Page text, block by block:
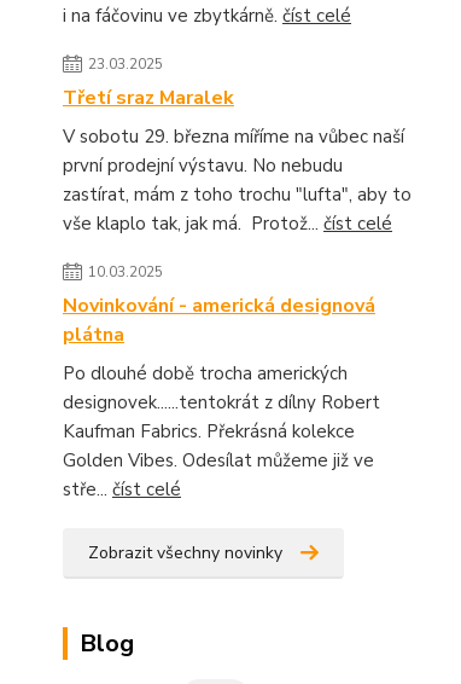
i na fáčovinu ve zbytkárně. číst celé
23.03.2025
Třetí sraz Maralek
V sobotu 29. března míříme na vůbec naší
první prodejní výstavu. No nebudu
zastírat, mám z toho trochu "lufta", aby to
vše klaplo tak, jak má. Protož... číst celé
10.03.2025
Novinkování - americká designová
plátna
Po dlouhé době trocha amerických
designovek......tentokrát z dílny Robert
Kaufman Fabrics. Překrásná kolekce
Golden Vibes. Odesílat můžeme již ve
stře... číst celé
Zobrazit všechny novinky
Blog